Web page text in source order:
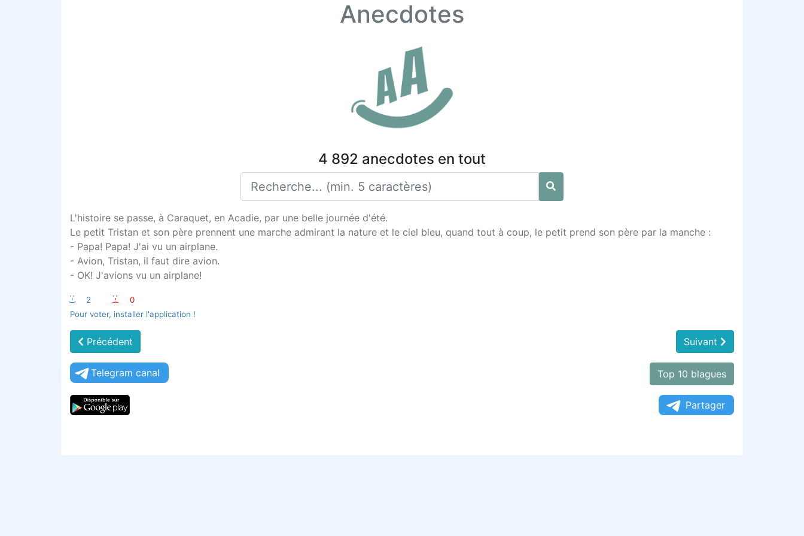
Anecdotes
4 892 anecdotes en tout
L'histoire se passe, à Caraquet, en Acadie, par une belle journée d'été.
Le petit Tristan et son père prennent une marche admirant la nature et le ciel bleu, quand tout à coup, le petit prend son père par la manche :
- Papa! Papa! J'ai vu un airplane.
- Avion, Tristan, il faut dire avion.
- OK! J'avions vu un airplane!
:-) 2 :-(
0
Pour voter, installer l'application !
Précédent Suivant
Telegram canal Top 10 blagues
Partager